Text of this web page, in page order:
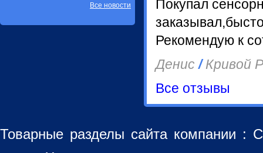
Покупал
Рекомендую к
Денис/Кривой
Все отзывы
Все новости
Товарные разделы сайта компании :